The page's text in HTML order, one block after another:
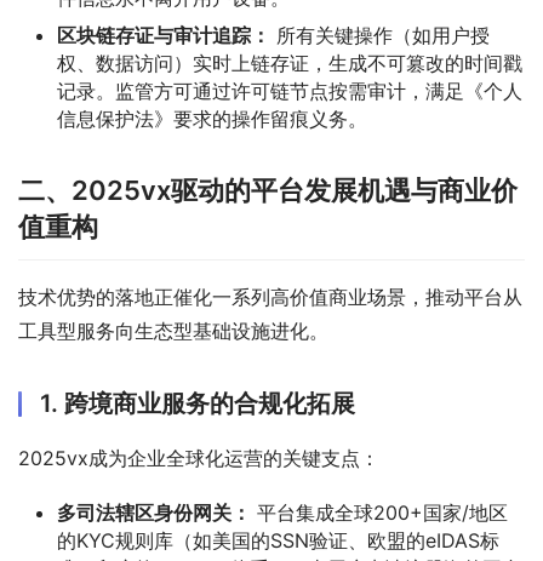
区块链存证与审计追踪：
所有关键操作（如用户授
权、数据访问）实时上链存证，生成不可篡改的时间戳
记录。监管方可通过许可链节点按需审计，满足《个人
信息保护法》要求的操作留痕义务。
二、2025vx驱动的平台发展机遇与商业价
值重构
技术优势的落地正催化一系列高价值商业场景，推动平台从
工具型服务向生态型基础设施进化。
1. 跨境商业服务的合规化拓展
2025vx成为企业全球化运营的关键支点：
多司法辖区身份网关： 平台集成全球200+国家/地区
的KYC规则库（如美国的SSN验证、欧盟的eIDAS标